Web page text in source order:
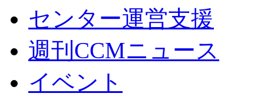
センター運営支援
週刊CCMニュース
イベント